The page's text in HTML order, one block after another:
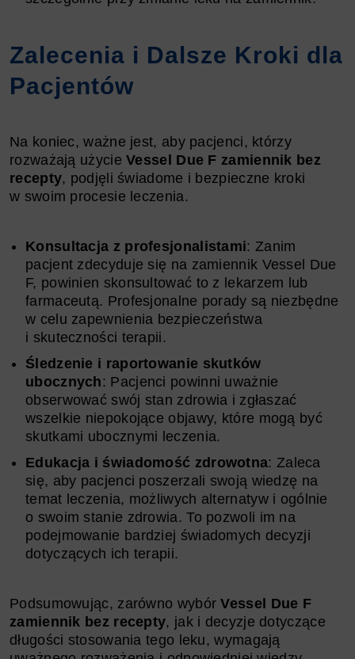
Zalecenia i Dalsze Kroki dla
Pacjentów
Na koniec, ważne jest, aby pacjenci, którzy
rozważają użycieVessel Due F zamiennik bez
recepty, podjęli świadome i bezpieczne kroki
w swoim procesie leczenia.
Konsultacja z profesjonalistami: Zanim
pacjent zdecyduje się na zamiennik Vessel Due
F, powinien skonsultować to z lekarzem lub
farmaceutą. Profesjonalne porady są niezbędne
w celu zapewnienia bezpieczeństwa
i skuteczności terapii.
Śledzenie i raportowanie skutków
ubocznych: Pacjenci powinni uważnie
obserwować swój stan zdrowia i zgłaszać
wszelkie niepokojące objawy, które mogą być
skutkami ubocznymi leczenia.
Edukacja i świadomość zdrowotna: Zaleca
się, aby pacjenci poszerzali swoją wiedzę na
temat leczenia, możliwych alternatyw i ogólnie
o swoim stanie zdrowia. To pozwoli im na
podejmowanie bardziej świadomych decyzji
dotyczących ich terapii.
Podsumowując, zarówno wybórVessel Due F
zamiennik bez recepty, jak i decyzje dotyczące
długości stosowania tego leku, wymagają